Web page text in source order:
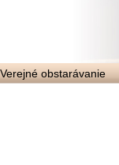
Verejné obstarávanie